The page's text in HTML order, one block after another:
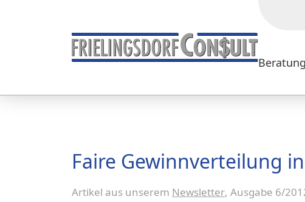
Beratung
Faire Gewinnverteilung
Artikel aus unserem Newsletter, Ausgabe 6/